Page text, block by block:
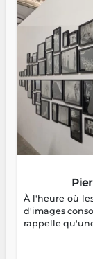
À l'heure où
d'images
rappelle